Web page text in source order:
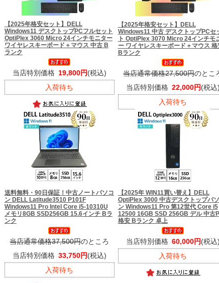
【2025年格安セット】
DELL
Windows11 デスクトップPCフルセット
OptiPlex 3060 Micro 24インチモニター
ワイヤレスキーボード＋マウス 中古 B
ランク
当店特別価格 19,800円(税込)
入荷待ち
【2025年格安セット】
DELL
Windows11 中古 デスクトップPCセ
ト OptiPlex 3070 Micro 24インチモ
ー ワイヤレスキーボード＋マウス 格
Bランク
当店通常価格27,500円のとこ
当店特別価格 22,000円(税込)
入荷待ち
送料無料・90日保証！ 中古ノートパソコ
ン DELL Latitude3510 P101F
Windows11 Pro Intel Core i5-10310U
メモリ8GB SSD256GB 15.6インチ Bラ
ンク
当店通常価格37,500円のところ
当店特別価格 33,750円(税込)
入荷待ち
【2025年 WIN11買い替え】
DELL
OptiPlex 3000 中古デスクトップパ
ン Windows11 Pro 第12世代 Core i5
12500 16GB SSD 256GB デル 中古
格安 Bランク 卓上
当店特別価格 60,000円(税込)
入荷待ち